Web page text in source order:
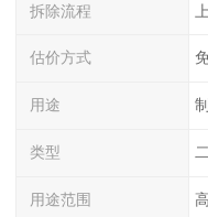
拆除流程
估价方式
用途
类型
用途范围